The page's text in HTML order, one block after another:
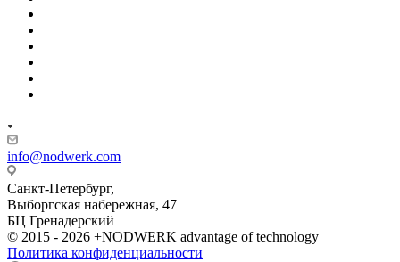
info@nodwerk.com
Санкт-Петербург,
Выборгская набережная, 47
БЦ Гренадерский
© 2015 - 2026 +NODWERK advantage of technology
Политика конфиденциальности